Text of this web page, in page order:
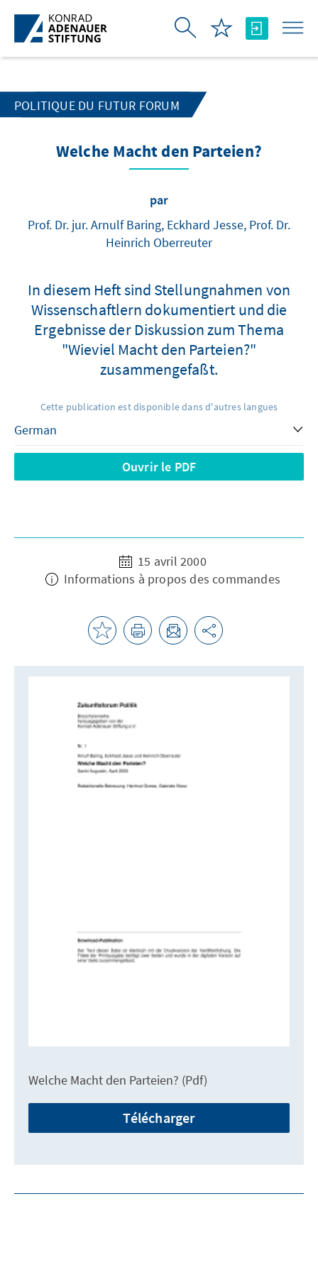
Saut au contenu principal
POLITIQUE DU FUTUR FORUM
Welche Macht den Parteien?
par
Prof. Dr. jur. Arnulf Baring, Eckhard Jesse, Prof. Dr.
Heinrich Oberreuter
In diesem Heft sind Stellungnahmen von
Wissenschaftlern dokumentiert und die
Ergebnisse der Diskussion zum Thema
"Wieviel Macht den Parteien?"
zusammengefaßt.
Cette publication est disponible dans d'autres langues
Ouvrir le PDF
15 avril 2000
Informations à propos des commandes
Welche Macht den Parteien? (Pdf)
Télécharger